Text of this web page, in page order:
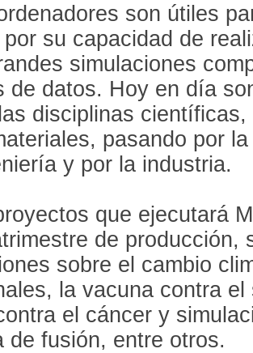
son útiles
su capacidad de
simulaciones
de datos. Hoy en día
disciplinas
pasando por
y por la industria.
que ejecutará
de producción,
sobre el cambio
la vacuna contra
el cáncer y
de fusión, entre otros.